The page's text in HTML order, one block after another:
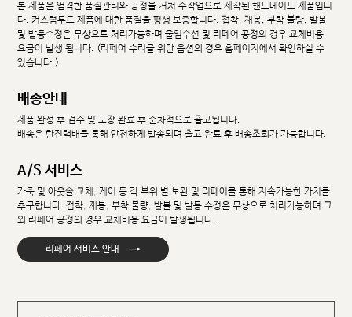
본 제품은 엄격한 품질관리와 공정을 거쳐 수작업으로 제작된 핸드메이드 제품입니
다. 커스텀무드 제품에 대한 품질을 평생 보증합니다. 접착, 재봉, 부착 불량, 발볼
및 발등수정은 무상으로 처리가능하며 줄임수선 및 리페어 공정의 경우 교체비용
요금이 발생 됩니다. (리페어 수리를 위한 옵션의 경우 홈페이지에서 확인하실 수
있습니다.)
배송안내
제품 완성 후 검수 및 포장 완료 후 순차적으로 출고됩니다.
배송은 한진택배를 통해 안전하게 발송되며 출고 완료 후 배송조회가 가능합니다.
A/S 서비스
가죽 및 아웃솔 교체, 케어 등 각 부위 별 보완 및 리페어를 통해 지속가능한 가치를
추구합니다. 접착, 재봉, 부착 불량, 발볼 및 발등 수정은 무상으로 처리가능하며 그
외 리페어 공정의 경우 교체비용 요금이 발생됩니다.
리페어 서비스 안내 →